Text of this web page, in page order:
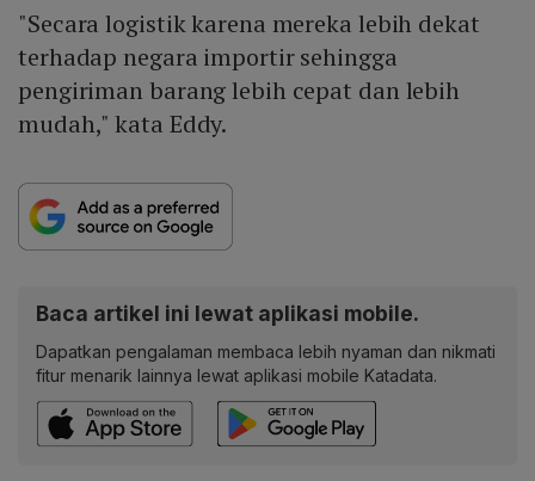
"Secara logistik karena mereka lebih dekat
terhadap negara importir sehingga
pengiriman barang lebih cepat dan lebih
mudah," kata Eddy.
Baca artikel ini lewat aplikasi mobile.
Dapatkan pengalaman membaca lebih nyaman dan nikmati
fitur menarik lainnya lewat aplikasi mobile Katadata.